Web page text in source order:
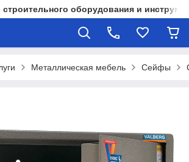
оборудования и
Металлическая мебель Сейфы